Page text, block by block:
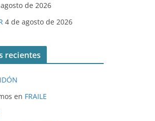
de 2026
4 de agosto de 2026
recientes
en FRAILE